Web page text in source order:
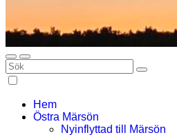
Hem
Östra Märsön
Nyinflyttad till Märsön